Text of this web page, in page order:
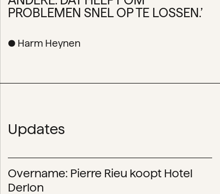
PROBLEMEN SNEL OP TE LOSSEN.’
● Harm Heynen
Updates
Overname: Pierre Rieu koopt Hotel
Derlon